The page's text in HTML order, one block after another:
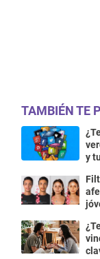
TAMBIÉN TE
y